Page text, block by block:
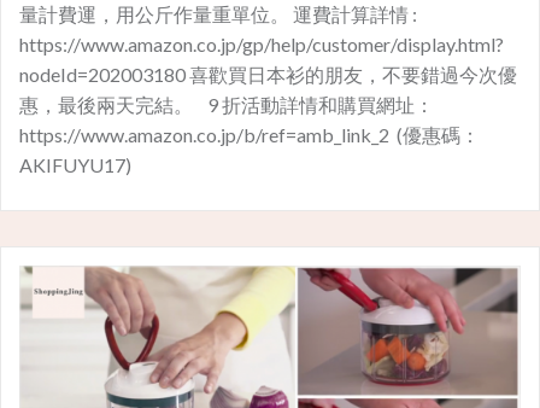
量計費運，用公斤作量重單位。 運費計算詳情 :
https://www.amazon.co.jp/gp/help/customer/display.html?
nodeId=202003180 喜歡買日本衫的朋友，不要錯過今次優
惠，最後兩天完結。 9 折活動詳情和購買網址：
https://www.amazon.co.jp/b/ref=amb_link_2 (優惠碼：
AKIFUYU17)